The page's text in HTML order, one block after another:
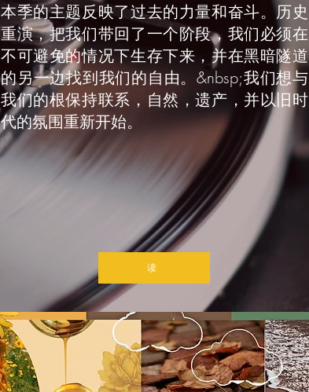
本季的主题反映了过去的力量和奋斗。历史
重演，把我们带回了一个阶段，我们必须在
不可避免的情况下生存下来，并在黑暗隧道
的另一边找到我们的自由。&nbsp;我们想与
我们的根保持联系，自然，遗产，并以旧时
代的氛围重新开始。
读